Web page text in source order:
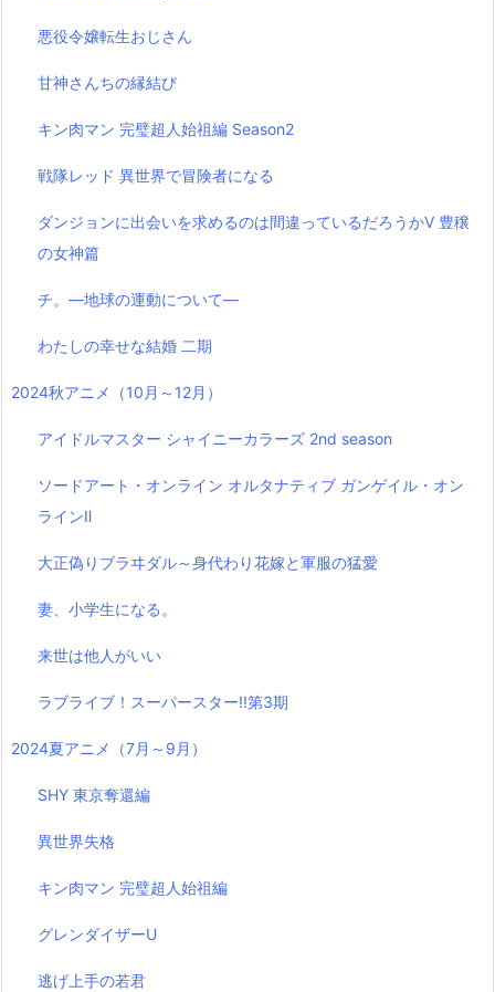
悪役令嬢転生おじさん
甘神さんちの縁結び
キン肉マン 完璧超人始祖編 Season2
戦隊レッド 異世界で冒険者になる
ダンジョンに出会いを求めるのは間違っているだろうかⅤ 豊穣
の女神篇
チ。―地球の運動について―
わたしの幸せな結婚 二期
2024秋アニメ（10月～12月）
アイドルマスター シャイニーカラーズ 2nd season
ソードアート・オンライン オルタナティブ ガンゲイル・オン
ラインⅡ
大正偽りブラヰダル～身代わり花嫁と軍服の猛愛
妻、小学生になる。
来世は他人がいい
ラブライブ！スーパースター!!第3期
2024夏アニメ（7月～9月）
SHY 東京奪還編
異世界失格
キン肉マン 完璧超人始祖編
グレンダイザーU
逃げ上手の若君